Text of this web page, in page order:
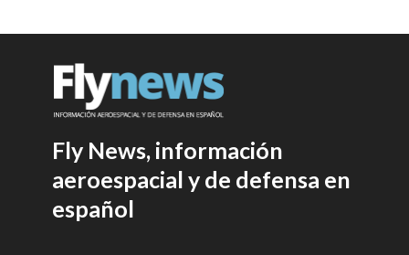
Fly News, información
aeroespacial y de defensa en
español